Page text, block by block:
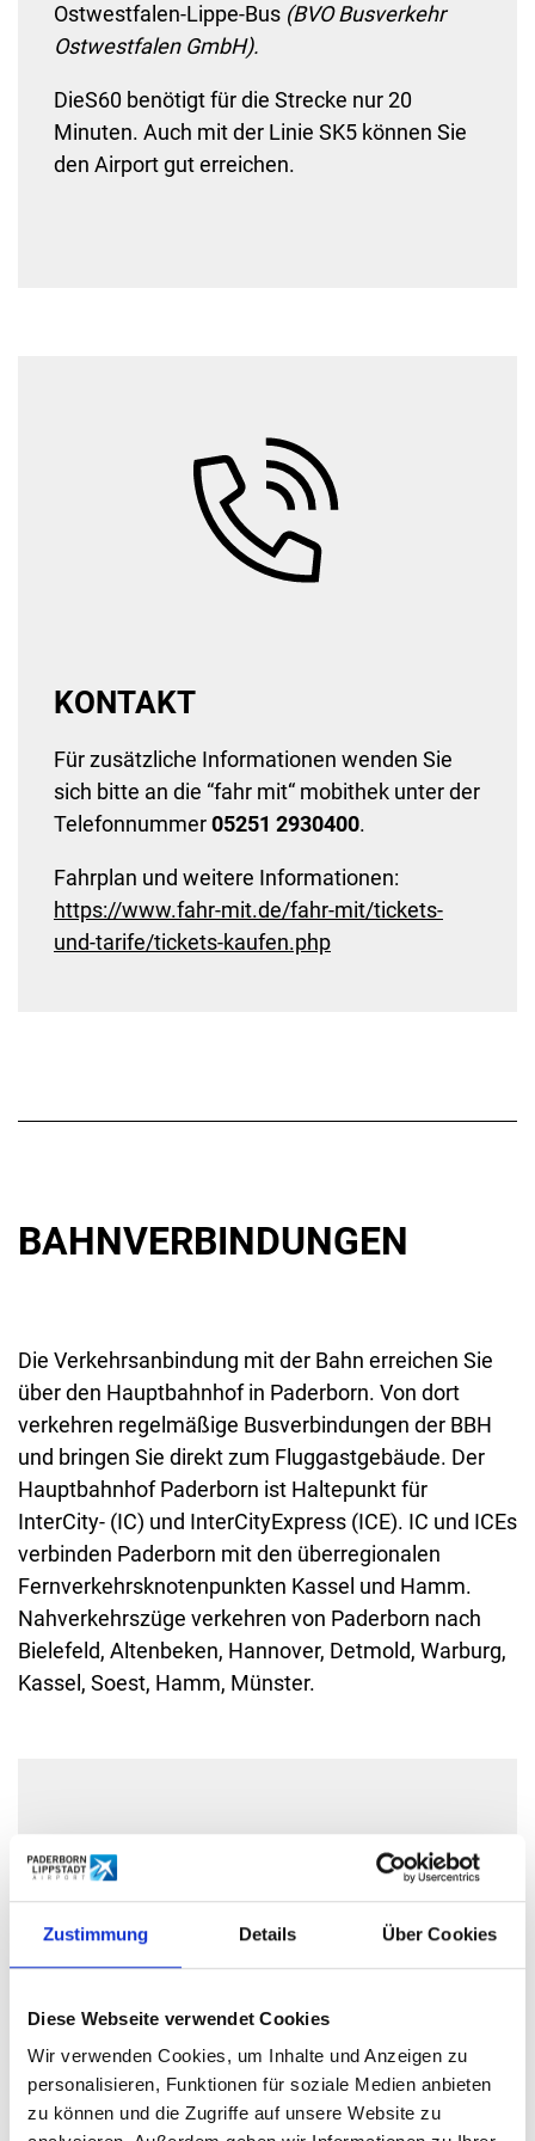
Zustimmung Details Über Cookies
Diese Webseite verwendet Cookies
Wir verwenden Cookies, um Inhalte und Anzeigen zu
personalisieren, Funktionen für soziale Medien anbieten
zu können und die Zugriffe auf unsere Website zu
Ostwestfalen-Lippe-Bus (BVO Busverkehr
Ostwestfalen GmbH).
DieS60 benötigt für die Strecke nur 20
Minuten. Auch mit der Linie SK5 können Sie
den Airport gut erreichen.
KONTAKT
Für zusätzliche Informationen wenden Sie
sich bitte an die “fahr mit“ mobithek unter der
Telefonnummer05251 2930400.
Fahrplan und weitere Informationen:
https://www.fahr-mit.de/fahr-mit/tickets-
und-tarife/tickets-kaufen.php
BAHNVERBINDUNGEN
Die Verkehrsanbindung mit der Bahn erreichen Sie
über den Hauptbahnhof in Paderborn. Von dort
verkehren regelmäßige Busverbindungen der BBH
und bringen Sie direkt zum Fluggastgebäude. Der
Hauptbahnhof Paderborn ist Haltepunkt für
InterCity- (IC) und InterCityExpress (ICE). IC und ICEs
verbinden Paderborn mit den überregionalen
Fernverkehrsknotenpunkten Kassel und Hamm.
Nahverkehrszüge verkehren von Paderborn nach
Bielefeld, Altenbeken, Hannover, Detmold, Warburg,
Kassel, Soest, Hamm, Münster.
KONTAKT